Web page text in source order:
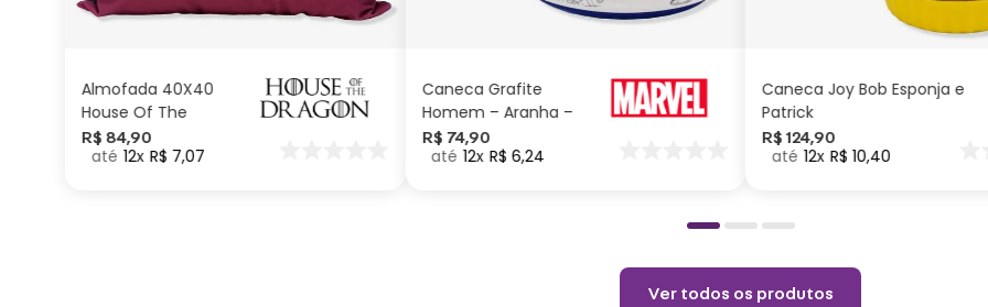
Almofada 40X40
House Of The
Dragon
R$ 84,90
12 R$ 7,07
ADICIONAR AO
Caneca Grafite
Homem – Aranha –
Marvel
R$ 74,90
12 R$ 6,24
ADICIONAR AO
CARRINHO
Caneca Joy Bob Esponja e
Patrick
R$ 124,90
12 R$ 10,40
ADICIONAR AO
CARRINHO
Ver todos os produtos